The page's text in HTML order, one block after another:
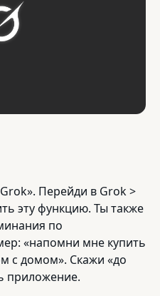
Перейди в Grok >
эту функцию. Ты также
по
«напомни мне купить
с домом». Скажи «до
приложение.